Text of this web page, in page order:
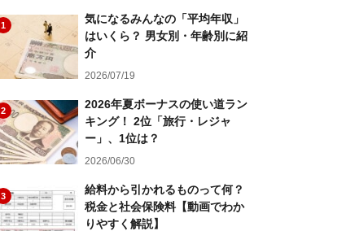
1
気になるみんなの「平均年収」
はいくら？ 男女別・年齢別に紹
介
2026/07/19
2
2026年夏ボーナスの使い道ラン
キング！ 2位「旅行・レジャ
ー」、1位は？
2026/06/30
3
給料から引かれるものって何？
税金と社会保険料【動画でわか
りやすく解説】